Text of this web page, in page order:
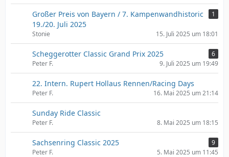
Großer Preis von Bayern / 7. Kampenwandhistoric
19./20. Juli 2025
1
Stonie 15. Juli 2025 um 18:01
Scheggerotter Classic Grand Prix 2025
6
Peter F.
9. Juli 2025 um 19:49
22. Intern. Rupert Hollaus Rennen/Racing Days
Peter F. 16. Mai 2025 um 21:14
Sunday Ride Classic
Peter F. 8. Mai 2025 um 18:15
Sachsenring Classic 2025
9
Peter F.
5. Mai 2025 um 11:45